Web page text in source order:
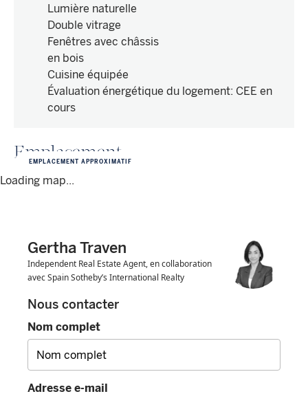
Lumière naturelle
Double vitrage
Fenêtres avec châssis
en bois
Cuisine équipée
Évaluation énergétique du logement: CEE en
cours
Emplacement
Loading map...
EMPLACEMENT APPROXIMATIF
Gertha Traven
Independent Real Estate Agent, en collaboration
avec Spain Sotheby’s International Realty
Nous contacter
Nom complet
Adresse e-mail